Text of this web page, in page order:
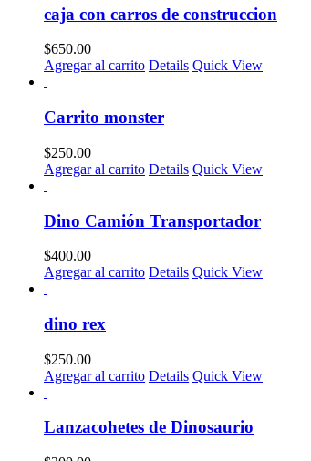
caja con carros de construccion
$650.00
Agregar al carrito Details Quick View
Carrito monster
$250.00
Agregar al carrito Details Quick View
Dino Camión Transportador
$400.00
Agregar al carrito Details Quick View
dino rex
$250.00
Agregar al carrito Details Quick View
Lanzacohetes de Dinosaurio